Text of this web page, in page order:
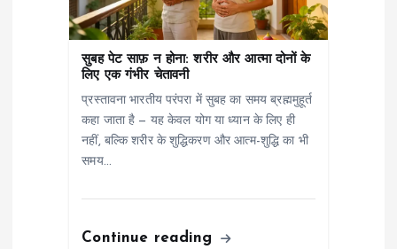
सुबह पेट साफ़ न होना: शरीर और आत्मा दोनों के
लिए एक गंभीर चेतावनी
प्रस्तावना भारतीय परंपरा में सुबह का समय ब्रह्ममुहूर्त
कहा जाता है — यह केवल योग या ध्यान के लिए ही
नहीं, बल्कि शरीर के शुद्धिकरण और आत्म-शुद्धि का भी
समय…
Continue reading